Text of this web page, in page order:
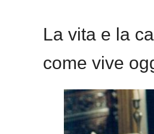
La vita e la
come vive